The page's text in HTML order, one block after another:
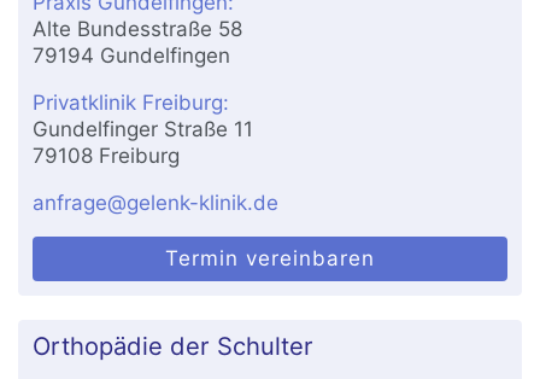
Alte Bundesstraße 58
79194 Gundelfingen
Privatklinik Freiburg:
Gundelfinger Straße 11
79108 Freiburg
anfrage@gelenk-klinik.de
Termin vereinbaren
Orthopädie der Schulter